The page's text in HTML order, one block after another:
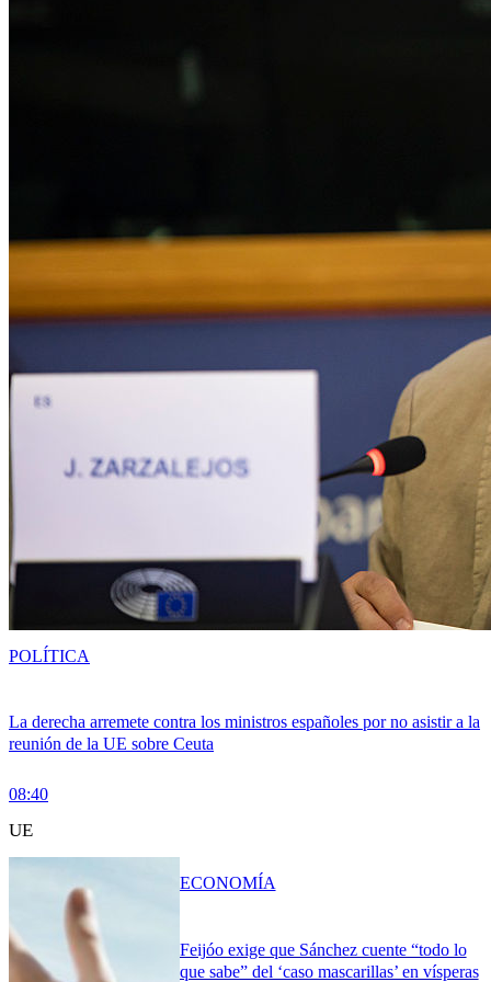
La derecha arremete contra los ministros españoles por no asistir a la
reunión de la UE sobre Ceuta
08:40
POLÍTICA
UE
Feijóo exige que Sánchez cuente “todo lo
que sabe” del ‘caso mascarillas’ en vísperas
ECONOMÍA